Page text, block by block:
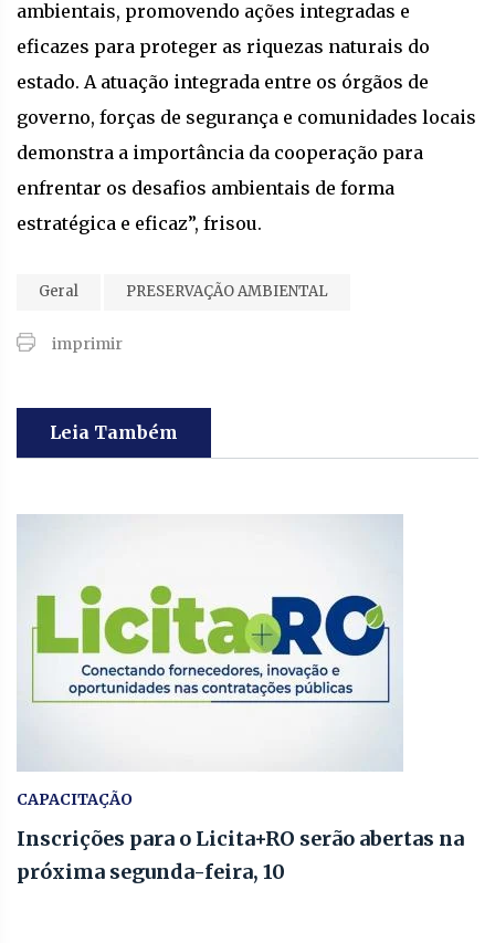
ambientais, promovendo ações integradas e
eficazes para proteger as riquezas naturais do
estado. A atuação integrada entre os órgãos de
governo, forças de segurança e comunidades locais
demonstra a importância da cooperação para
enfrentar os desafios ambientais de forma
estratégica e eficaz”, frisou.
Geral PRESERVAÇÃO AMBIENTAL
imprimir
Leia Também
CAPACITAÇÃO
Inscrições para o Licita+RO serão abertas na
próxima segunda-feira, 10